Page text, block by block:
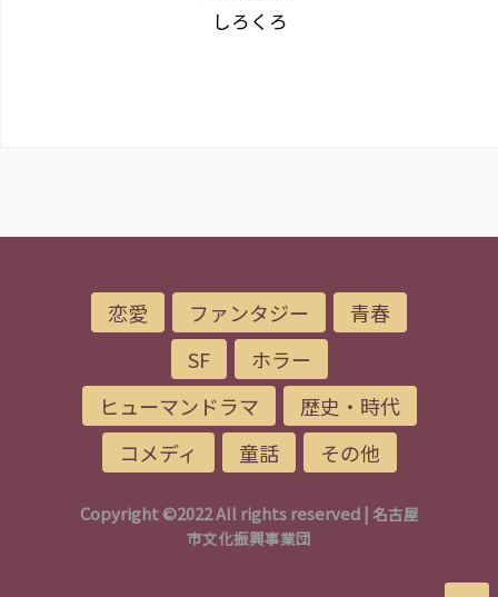
しろくろ
恋愛 ファンタジー
青春
SF
ホラー
ヒューマンドラマ
歴史・時代
コメディ
童話 その他
Copyright ©2022 All rights reserved | 名古屋
市文化振興事業団